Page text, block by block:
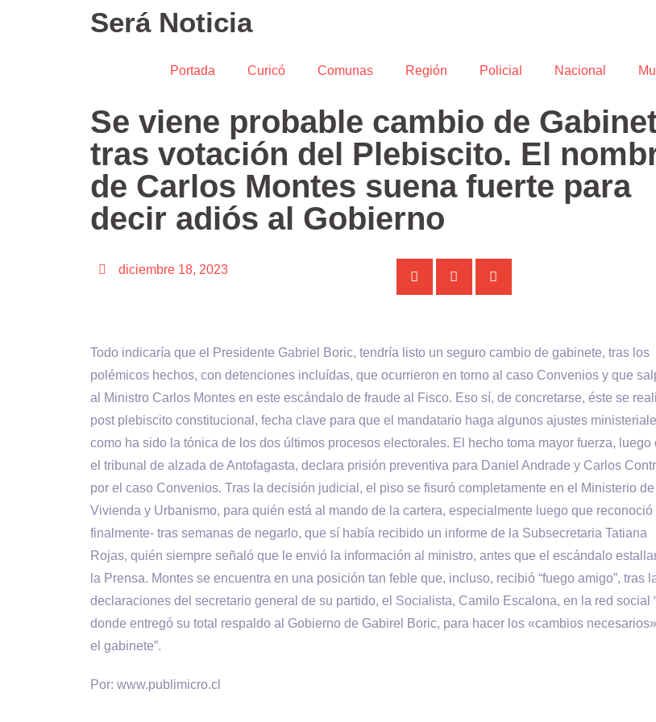
Será Noticia
Portada Curicó Comunas Región Policial Nacional
Se viene probable cambio de
tras votación del Plebiscito. El
de Carlos Montes suena fuerte para
decir adiós al Gobierno
diciembre 18, 2023
Todo indicaría que el Presidente Gabriel Boric, tendría listo un seguro cambio de gabinete, tras los
polémicos hechos, con detenciones incluídas, que ocurrieron en torno al caso Convenios y que
al Ministro Carlos Montes en este escándalo de fraude al Fisco. Eso sí, de concretarse, éste se
post plebiscito constitucional, fecha clave para que el mandatario haga algunos ajustes
como ha sido la tónica de los dos últimos procesos electorales. El hecho toma mayor fuerza, luego
el tribunal de alzada de Antofagasta, declara prisión preventiva para Daniel Andrade y Carlos
por el caso Convenios. Tras la decisión judicial, el piso se fisuró completamente en el Ministerio de
Vivienda y Urbanismo, para quién está al mando de la cartera, especialmente luego que reconoció
finalmente- tras semanas de negarlo, que sí había recibido un informe de la Subsecretaria Tatiana
Rojas, quién siempre señaló que le envió la información al ministro, antes que el escándalo
la Prensa. Montes se encuentra en una posición tan feble que, incluso, recibió “fuego amigo”, tras
declaraciones del secretario general de su partido, el Socialista, Camilo Escalona, en la red social
donde entregó su total respaldo al Gobierno de Gabirel Boric, para hacer los «cambios
el gabinete”.
Por: www.publimicro.cl